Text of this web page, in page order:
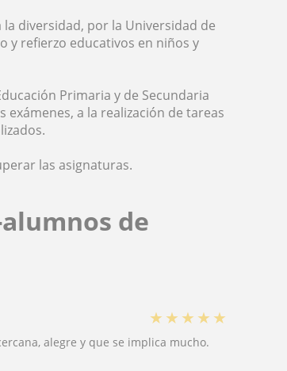
diversidad, por la Universidad de
y refierzo educativos en niños y
Primaria y de Secundaria
a la realización de tareas
las asignaturas.
de
★ ★ ★ ★ ★
alegre y que se implica mucho.